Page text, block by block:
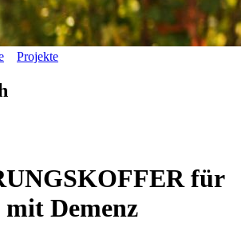
Projekte
für
mit Demenz